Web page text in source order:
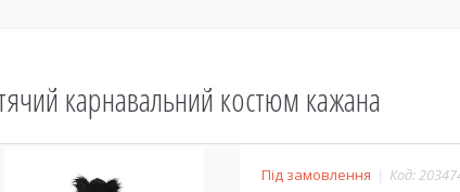
карнавальний костюм кажана
Під замовлення Код: